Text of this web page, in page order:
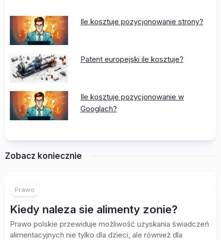
Ile kosztuje pozycjonowanie strony?
Patent europejski ile kosztuje?
Ile kosztuje pozycjonowanie w
Googlach?
Zobacz koniecznie
Prawo
Kiedy naleza sie alimenty zonie?
Prawo polskie przewiduje możliwość uzyskania świadczeń
alimentacyjnych nie tylko dla dzieci, ale również dla